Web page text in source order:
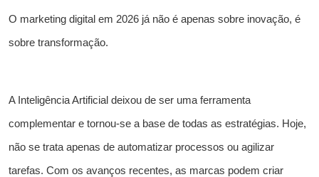
O marketing digital em 2026 já não é apenas sobre inovação, é
sobre transformação.
A Inteligência Artificial deixou de ser uma ferramenta
complementar e tornou-se a base de todas as estratégias. Hoje,
não se trata apenas de automatizar processos ou agilizar
tarefas. Com os avanços recentes, as marcas podem criar